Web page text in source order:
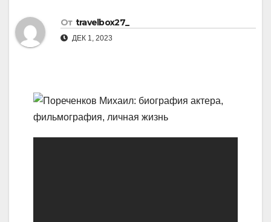
От travelbox27_
ДЕК 1, 2023